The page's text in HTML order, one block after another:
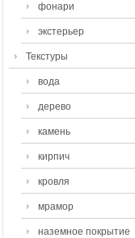
фонари
экстерьер
Текстуры
вода
дерево
камень
кирпич
кровля
мрамор
наземное покрытие